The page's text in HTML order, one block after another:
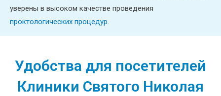
уверены в высоком качестве проведения
проктологических процедур.
Удобства для посетителей
Клиники Святого Николая